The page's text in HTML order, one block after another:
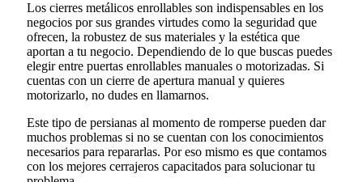
Los cierres metálicos enrollables son indispensables en los
negocios por sus grandes virtudes como la seguridad que
ofrecen, la robustez de sus materiales y la estética que
aportan a tu negocio. Dependiendo de lo que buscas puedes
elegir entre puertas enrollables manuales o motorizadas. Si
cuentas con un cierre de apertura manual y quieres
motorizarlo, no dudes en llamarnos.
Este tipo de persianas al momento de romperse pueden dar
muchos problemas si no se cuentan con los conocimientos
necesarios para repararlas. Por eso mismo es que contamos
con los mejores cerrajeros capacitados para solucionar tu